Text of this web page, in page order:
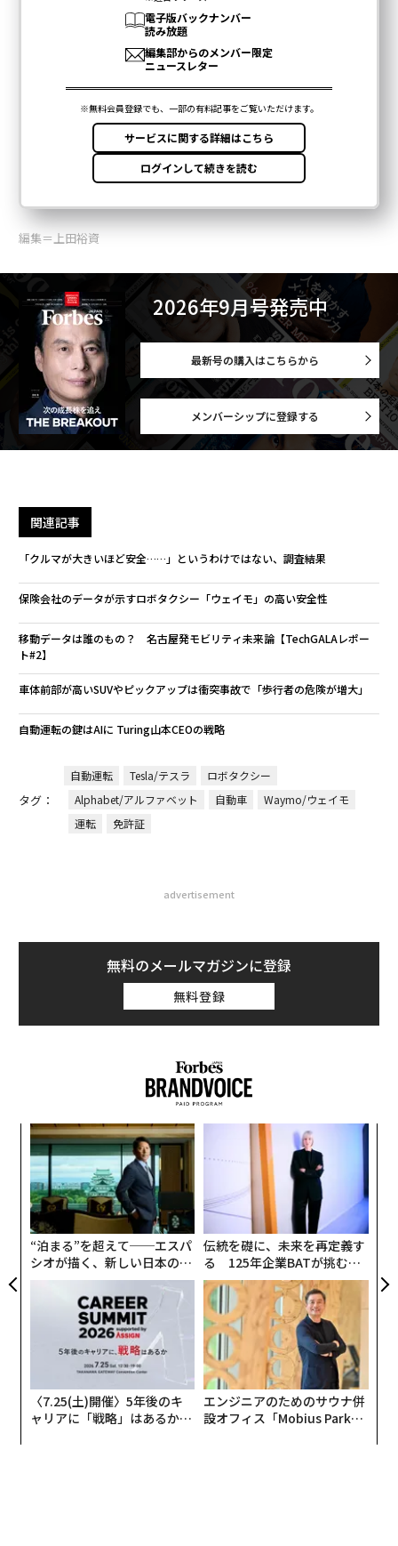
編集＝上田裕資
2026年9月号発売中
最新号の購入はこちらから
メンバーシップに登録する
関連記事
「クルマが大きいほど安全……」というわけではない、調査結果
保険会社のデータが示すロボタクシー「ウェイモ」の高い安全性
移動データは誰のもの？ 名古屋発モビリティ未来論【TechGALAレポー
ト#2】
車体前部が高いSUVやピックアップは衝突事故で「歩行者の危険が増大」
自動運転の鍵はAIに Turing山本CEOの戦略
タグ：
自動運転 Tesla/テスラ
ロボタクシー
Alphabet/アルファベット
自動車
Waymo/ウェイモ
運転
免許証
advertisement
無料のメールマガジンに登録
無料登録
“泊まる”を超えて──エスパ
シオが描く、新しい日本のラ
グジュアリー（前編）
伝統を礎に、未来を再定義す
る 125年企業BATが挑むス
モークレスな未来
〈7.25(土)開催〉5年後のキ
ャリアに「戦略」はあるか。
エンジニアのためのサウナ併
設オフィス「Mobius Park」